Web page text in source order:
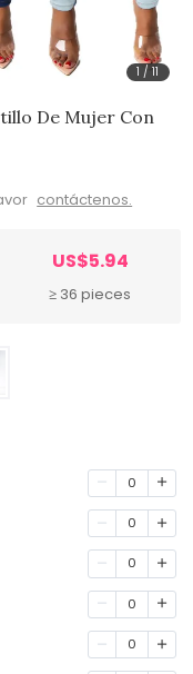
1 /11
De Mujer Con
contáctenos.
US$5.94
≥ 36 pieces
0
0
0
0
0